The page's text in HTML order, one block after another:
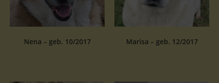
Nena – geb. 10/2017 Marisa – geb. 12/2017